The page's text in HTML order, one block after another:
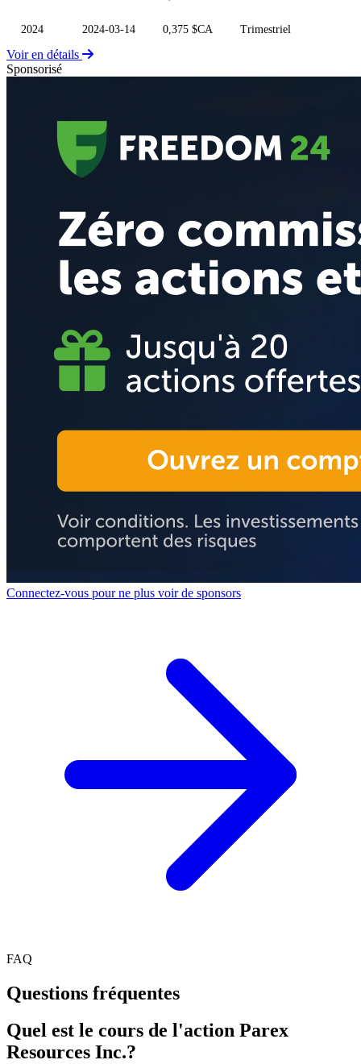
2024 2024-03-14 0,375 $CA Trimestriel
Voir en détails
Sponsorisé
Connectez-vous pour ne plus voir de sponsors
FAQ
Questions fréquentes
Quel est le cours de l'action Parex
Resources Inc.?